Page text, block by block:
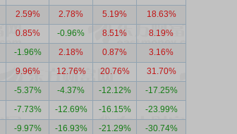
2.59% 2.78% 5.19%
18.63%
0.85% -0.96% 8.51%
8.19%
-1.96% 2.18% 0.87%
3.16%
9.96% 12.76% 20.76%
31.70%
-5.37% -4.37% -12.12%
-17.25%
-7.73% -12.69% -16.15%
-23.99%
-9.97% -16.93% -21.29%
-30.74%